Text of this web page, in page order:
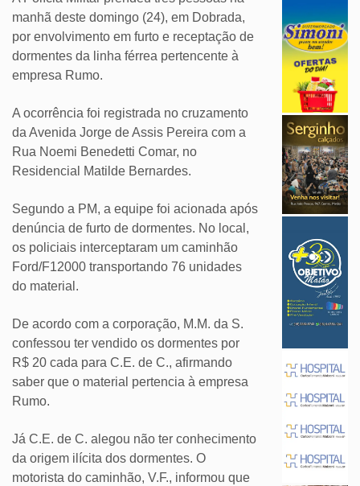
manhã deste domingo (24), em Dobrada,
por envolvimento em furto e receptação de
dormentes da linha férrea pertencente à
empresa Rumo.
A ocorrência foi registrada no cruzamento
da Avenida Jorge de Assis Pereira com a
Rua Noemi Benedetti Comar, no
Residencial Matilde Bernardes.
Segundo a PM, a equipe foi acionada após
denúncia de furto de dormentes. No local,
os policiais interceptaram um caminhão
Ford/F12000 transportando 76 unidades
do material.
De acordo com a corporação, M.M. da S.
confessou ter vendido os dormentes por
R$ 20 cada para C.E. de C., afirmando
saber que o material pertencia à empresa
Rumo.
Já C.E. de C. alegou não ter conhecimento
da origem ilícita dos dormentes. O
motorista do caminhão, V.F., informou que